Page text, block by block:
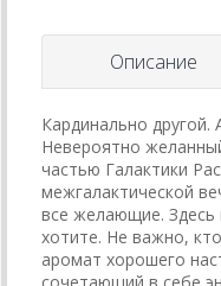
Описание
Кардинально
Невероятно
частью Галактики
межгалактической
все желающие.
хотите. Не важно,
аромат хорошего